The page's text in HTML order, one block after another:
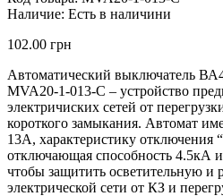
Наличие: Есть в наличини
102.00 грн
Автоматический выключатель
MVA20-1-013-C – устройство
электричиских сетей от
короткого замыкания. Автомат
13А, характеристику отключения
отключающая способность 4.5кА и
чтобы защитить осветительную и
электрической сети от КЗ и